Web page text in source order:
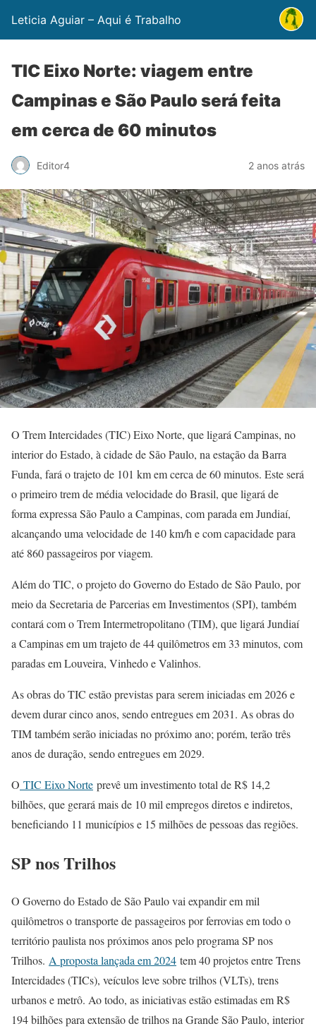
Leticia Aguiar – Aqui é Trabalho
TIC Eixo Norte: viagem entre
Campinas e São Paulo será feita
em cerca de 60 minutos
Editor4 2 anos atrás
O Trem Intercidades (TIC) Eixo Norte, que ligará Campinas, no
interior do Estado, à cidade de São Paulo, na estação da Barra
Funda, fará o trajeto de 101 km em cerca de 60 minutos. Este será
o primeiro trem de média velocidade do Brasil, que ligará de
forma expressa São Paulo a Campinas, com parada em Jundiaí,
alcançando uma velocidade de 140 km/h e com capacidade para
até 860 passageiros por viagem.
Além do TIC, o projeto do Governo do Estado de São Paulo, por
meio da Secretaria de Parcerias em Investimentos (SPI), também
contará com o Trem Intermetropolitano (TIM), que ligará Jundiaí
a Campinas em um trajeto de 44 quilômetros em 33 minutos, com
paradas em Louveira, Vinhedo e Valinhos.
As obras do TIC estão previstas para serem iniciadas em 2026 e
devem durar cinco anos, sendo entregues em 2031. As obras do
TIM também serão iniciadas no próximo ano; porém, terão três
anos de duração, sendo entregues em 2029.
O TIC Eixo Norte prevê um investimento total de R$ 14,2
bilhões, que gerará mais de 10 mil empregos diretos e indiretos,
beneficiando 11 municípios e 15 milhões de pessoas das regiões.
SP nos Trilhos
O Governo do Estado de São Paulo vai expandir em mil
quilômetros o transporte de passageiros por ferrovias em todo o
território paulista nos próximos anos pelo programa SP nos
Trilhos. A proposta lançada em 2024 tem 40 projetos entre Trens
Intercidades (TICs), veículos leve sobre trilhos (VLTs), trens
urbanos e metrô. Ao todo, as iniciativas estão estimadas em R$
194 bilhões para extensão de trilhos na Grande São Paulo, interior